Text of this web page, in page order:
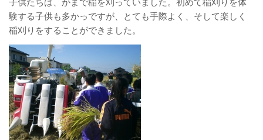
子供たちは、かまで稲を刈っていました。初めて稲刈りを体
験する子供も多かっですが、とても手際よく、そして楽しく
稲刈りをすることができました。